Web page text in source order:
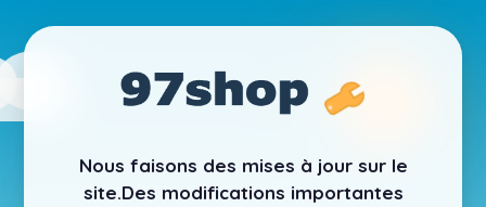
Nous faisons des mises à jour sur le
site.Des modifications importantes